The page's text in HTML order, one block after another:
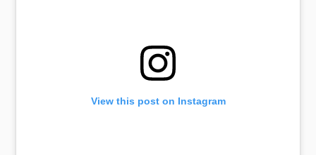
View this post on Instagram